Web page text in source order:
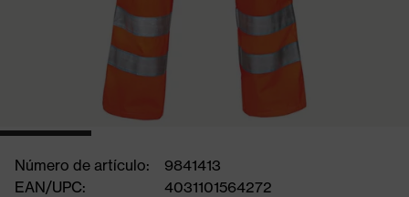
Número de artículo:
9841413
EAN/UPC:
4031101564272